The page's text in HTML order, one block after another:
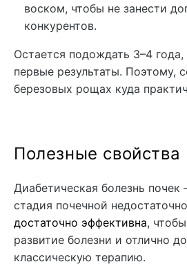
воском, чтобы не занести
конкурентов.
Остается подождать 3–4
первые результаты. Поэтому,
березовых рощах куда
Полезные свойства
Диабетическая болезнь
стадия почечной
достаточно эффективна,
развитие болезни и отлично
классическую терапию.